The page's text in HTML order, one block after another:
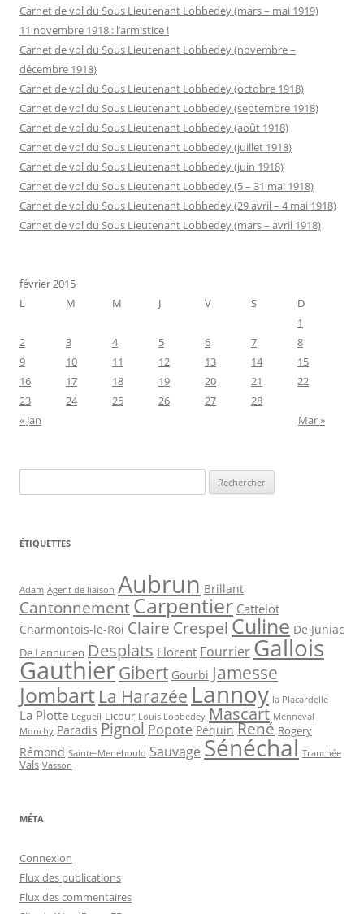
Carnet de vol du Sous Lieutenant Lobbedey (mars – mai 1919)
11 novembre 1918 : l’armistice !
Carnet de vol du Sous Lieutenant Lobbedey (novembre –
décembre 1918)
Carnet de vol du Sous Lieutenant Lobbedey (octobre 1918)
Carnet de vol du Sous Lieutenant Lobbedey (septembre 1918)
Carnet de vol du Sous Lieutenant Lobbedey (août 1918)
Carnet de vol du Sous Lieutenant Lobbedey (juillet 1918)
Carnet de vol du Sous Lieutenant Lobbedey (juin 1918)
Carnet de vol du Sous Lieutenant Lobbedey (5 – 31 mai 1918)
Carnet de vol du Sous Lieutenant Lobbedey (29 avril – 4 mai 1918)
Carnet de vol du Sous Lieutenant Lobbedey (mars – avril 1918)
février 2015
L
M M J V S
D
1
2
3 4 5 6 7
8
9
10 11 12 13 14
15
16
17 18 19 20 21
22
23
24 25 26 27
28
« Jan
Mar »
ÉTIQUETTES
Adam Agent de liaison Aubrun Brillant
Cantonnement Carpentier Cattelot
Charmontois-le-Roi Claire Crespel Culine De Juniac
De Lannurien Desplats Florent Fourrier Gallois
GauthierGibert Gourbi Jamesse
Jombart La Harazée Lannoy la Placardelle
La Plotte Legueil Licour Louis Lobbedey Mascart Menneval
Monchy Paradis Pignol Popote Péquin René Rogery
Rémond Sainte-Menehould Sauvage Sénéchal Tranchée
Vals Vasson
MÉTA
Connexion
Flux des publications
Flux des commentaires